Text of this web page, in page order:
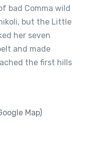
bad Comma wild
but the Little
her seven
and made
the first hills
Map)